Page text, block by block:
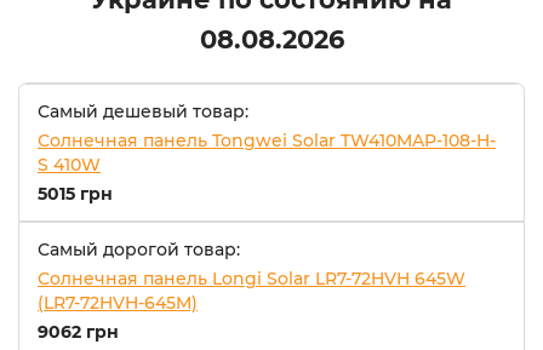
08.08.2026
Самый дешевый товар:
Солнечная панель Tongwei Solar TW410MAP-108-H-
S 410W
5015 грн
Самый дорогой товар:
Солнечная панель Longi Solar LR7-72HVH 645W
(LR7-72HVH-645M)
9062 грн